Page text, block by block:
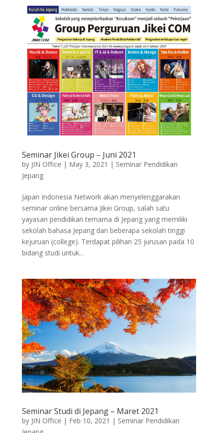
Seminar Jikei Group – Juni 2021
by JIN Office | May 3, 2021 | Seminar Pendidikan
Jepang
Japan Indonesia Network akan menyelenggarakan
seminar online bersama Jikei Group, salah satu
yayasan pendidikan ternama di Jepang yang memiliki
sekolah bahasa Jepang dan beberapa sekolah tinggi
kejuruan (college). Terdapat pilihan 25 jurusan pada 10
bidang studi untuk...
Seminar Studi di Jepang – Maret 2021
by JIN Office | Feb 10, 2021 | Seminar Pendidikan